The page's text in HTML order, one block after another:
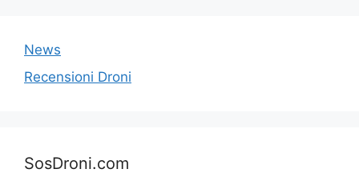
News
Recensioni Droni
SosDroni.com